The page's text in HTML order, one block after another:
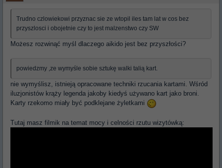
Trudno czlowiekowi przyznac sie ze wtopil iles tam lat w cos bez
przyszlosci i obojetnie czy to jest malzenstwo czy SW
Możesz rozwinąć myśl dlaczego aikido jest bez przyszłości?
powiedzmy ,ze wymyśle sobie sztukę walki talią kart.
nie wymyślisz, istnieją opracowane techniki rzucania kartami. Wśród
iluzjonistów krąży legenda jakoby kiedyś używano kart jako broni.
Karty rzekomo miały być podklejane żyletkami
Tutaj masz filmik na temat mocy i celności rzutu wizytówką: